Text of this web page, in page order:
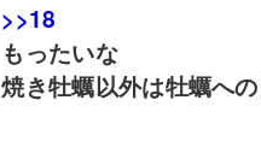
>>18
もったいな
焼き牡蠣以外は牡蠣へ